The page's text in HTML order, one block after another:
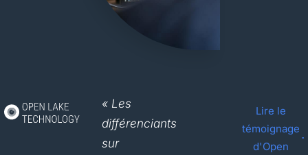
« Les
différenciants
sur
Lire le
témoignage
d'Open